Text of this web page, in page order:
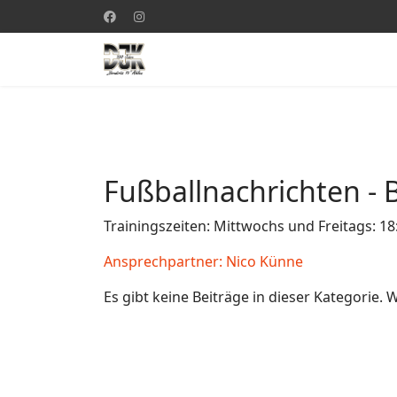
Fußballnachrichten -
Trainingszeiten: Mittwochs und Freitags:
Ansprechpartner: Nico Künne
Es gibt keine Beiträge in dieser Kategorie.